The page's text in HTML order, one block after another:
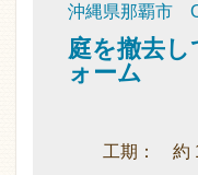
沖縄県那覇市
庭を撤去
ォーム
工期： 約 1